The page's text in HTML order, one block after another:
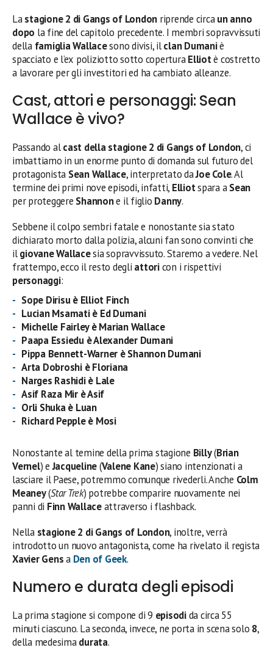
Lastagione 2 di Gangs of London riprende circaun anno
dopo la fine del capitolo precedente. I membri sopravvissuti
dellafamiglia Wallacesono divisi, ilclan Dumaniè
spacciato e l’ex poliziotto sotto coperturaElliotè costretto
a lavorare per gli investitori ed ha cambiato alleanze.
Cast, attori e personaggi: Sean
Wallace è vivo?
Passando alcast della stagione 2 di Gangs of London, ci
imbattiamo in un enorme punto di domanda sul futuro del
protagonista Sean Wallace, interpretato daJoe Cole. Al
termine dei primi nove episodi, infatti, Elliotspara aSean
per proteggere Shannone il figlio Danny.
Sebbene il colpo sembri fatale e nonostante sia stato
dichiarato morto dalla polizia, alcuni fan sono convinti che
ilgiovane Wallacesia sopravvissuto. Staremo a vedere. Nel
frattempo, ecco il resto degli attoricon i rispettivi
personaggi:
Sope Dirisu è Elliot Finch
Lucian Msamati è Ed Dumani
Michelle Fairley è Marian Wallace
Paapa Essiedu è Alexander Dumani
Pippa Bennett-Warner è Shannon Dumani
Arta Dobroshi è Floriana
Narges Rashidi è Lale
Asif Raza Mir è Asif
Orli Shuka è Luan
Richard Pepple è Mosi
Nonostante al temine della prima stagione Billy(Brian
Vernel) eJacqueline(Valene Kane) siano intenzionati a
lasciare il Paese, potremmo comunque rivederli. Anche Colm
Meaney(Star Trek) potrebbe comparire nuovamente nei
panni di Finn Wallaceattraverso i flashback.
Nella stagione 2 di Gangs of London, inoltre, verrà
introdotto un nuovo antagonista, come ha rivelato il regista
Xavier Gensa Den of Geek.
Numero e durata degli episodi
La prima stagione si compone di 9 episodida circa 55
minuti ciascuno. La seconda, invece, ne porta in scena solo 8,
della medesimadurata.